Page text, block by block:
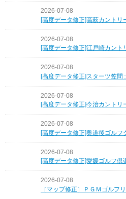
2026-07-08
[高度データ修正]高萩カントリ
2026-07-08
[高度データ修正]江戸崎カント
2026-07-08
[高度データ修正]スターツ笠間
2026-07-08
[高度データ修正]今治カントリ
2026-07-08
[高度データ修正]奥道後ゴルフ
2026-07-08
[高度データ修正]愛媛ゴルフ倶
2026-07-08
［マップ修正］ＰＧＭゴルフ